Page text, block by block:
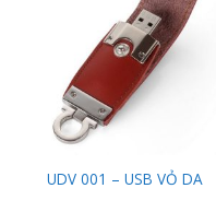
Wishlist
UDV 001 – USB VỎ DA